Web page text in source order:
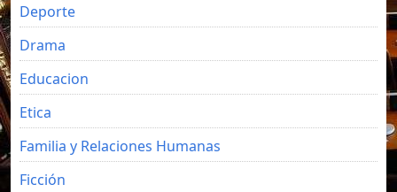
Deporte
Drama
Educacion
Etica
Familia y Relaciones Humanas
Ficción